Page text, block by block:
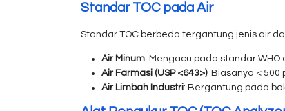
Standar TOC pada Air
Standar TOC berbeda tergantung jenis air
Air Minum: Mengacu pada standar WHO
Air Farmasi (USP <643>): Biasanya < 500
Air Limbah Industri: Bergantung pada